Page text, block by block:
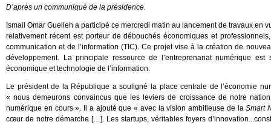
D’après un communiqué de la présidence.
Ismail Omar Guelleh a participé ce mercredi matin au lancement de travaux en
relativement récent est porteur de débouchés économiques et
communication et de l’information (TIC). Ce projet vise à la création de
développement. La principale ressource de l’entreprenariat numérique
économique et technologie de l’information.
Le président de la République a souligné la place centrale de l’économie
« nous demeurons convaincus que les leviers de croissance de notre
numérique en cours ». Il a ajouté que « avec la vision ambitieuse de laSmart
cœur de notre démarche […]. Les startups, véritables foyers